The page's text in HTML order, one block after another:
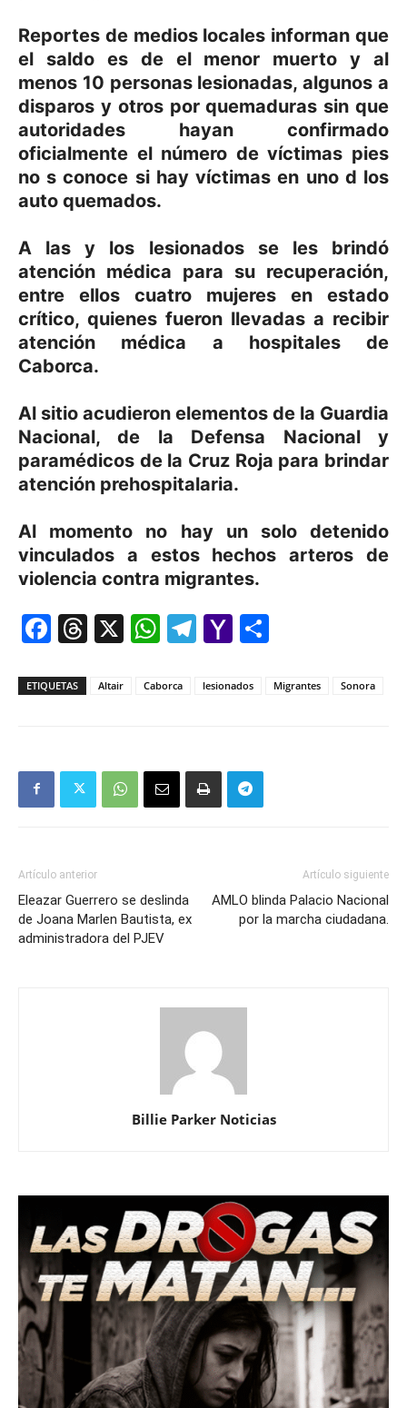
Reportes de medios locales informan que
el saldo es de el menor muerto y al
menos 10 personas lesionadas, algunos a
disparos y otros por quemaduras sin que
autoridades hayan confirmado
oficialmente el número de víctimas pies
no s conoce si hay víctimas en uno d los
auto quemados.
A las y los lesionados se les brindó
atención médica para su recuperación,
entre ellos cuatro mujeres en estado
crítico, quienes fueron llevadas a recibir
atención médica a hospitales de
Caborca.
Al sitio acudieron elementos de la Guardia
Nacional, de la Defensa Nacional y
paramédicos de la Cruz Roja para brindar
atención prehospitalaria.
Al momento no hay un solo detenido
vinculados a estos hechos arteros de
violencia contra migrantes.
Facebook
Threads
X WhatsApp
Telegram
Yahoo
ETIQUETAS Altair Caborca lesionados Migrantes Sonora
Artículo anterior
Eleazar Guerrero se deslinda
de Joana Marlen Bautista, ex
administradora del PJEV
Artículo siguiente
AMLO blinda Palacio Nacional
por la marcha ciudadana.
Billie Parker Noticias